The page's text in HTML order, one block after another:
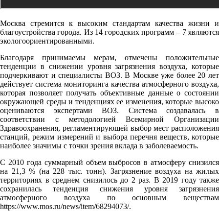
Москва стремится к высоким стандартам качества жизни и
благоустройства города. Из 14 городских программ – 7 являются
экологоориентированными.
Благодаря принимаемы мерам, отмечены положительные
тенденции в снижении уровня загрязнения воздуха, которые
подчеркивают и специалисты ВОЗ. В Москве уже более 20 лет
действует система мониторинга качества атмосферного воздуха,
которая позволяет получать объективные данные о состоянии
окружающей среды и тенденциях ее изменения, которые высоко
оцениваются экспертами ВОЗ. Система создавалась в
соответствии с методологией Всемирной Организации
Здравоохранения, регламентирующей выбор мест расположения
станций, режим измерений и выбора перечня веществ, которые
наиболее значимы с точки зрения вклада в заболеваемость.
С 2010 года суммарный объем выбросов в атмосферу снизился
на 21,3 % (на 228 тыс. тонн). Загрязнение воздуха на жилых
территориях в среднем снизилось до 2 раз. В 2019 году также
сохранилась тенденция снижения уровня загрязнения
атмосферного воздуха по основным веществам
https://www.mos.ru/news/item/68294073/.